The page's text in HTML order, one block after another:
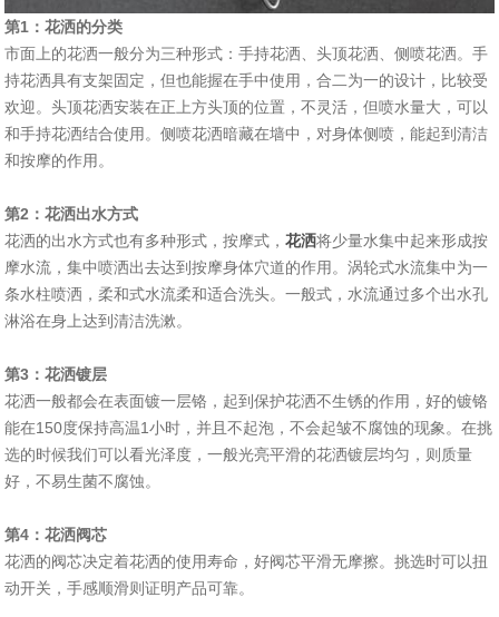
第1：花洒的分类
市面上的花洒一般分为三种形式：手持花洒、头顶花洒、侧喷花洒。手
持花洒具有支架固定，但也能握在手中使用，合二为一的设计，比较受
欢迎。头顶花洒安装在正上方头顶的位置，不灵活，但喷水量大，可以
和手持花洒结合使用。侧喷花洒暗藏在墙中，对身体侧喷，能起到清洁
和按摩的作用。
第2：花洒出水方式
花洒的出水方式也有多种形式，按摩式，花洒将少量水集中起来形成按
摩水流，集中喷洒出去达到按摩身体穴道的作用。涡轮式水流集中为一
条水柱喷洒，柔和式水流柔和适合洗头。一般式，水流通过多个出水孔
淋浴在身上达到清洁洗漱。
第3：花洒镀层
花洒一般都会在表面镀一层铬，起到保护花洒不生锈的作用，好的镀铬
能在150度保持高温1小时，并且不起泡，不会起皱不腐蚀的现象。在挑
选的时候我们可以看光泽度，一般光亮平滑的花洒镀层均匀，则质量
好，不易生菌不腐蚀。
第4：花洒阀芯
花洒的阀芯决定着花洒的使用寿命，好阀芯平滑无摩擦。挑选时可以扭
动开关，手感顺滑则证明产品可靠。